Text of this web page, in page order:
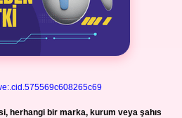
herhangi bir marka, kurum veya şahıs